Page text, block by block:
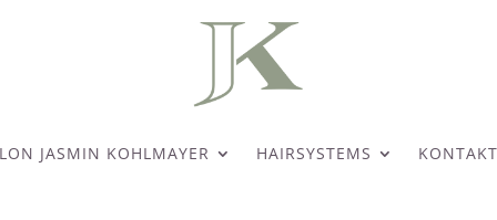
JASMIN KOHLMAYER HAIRSYSTEMS KONTAKT